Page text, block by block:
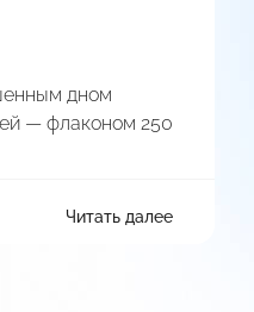
дном
— флаконом 250
Читать далее